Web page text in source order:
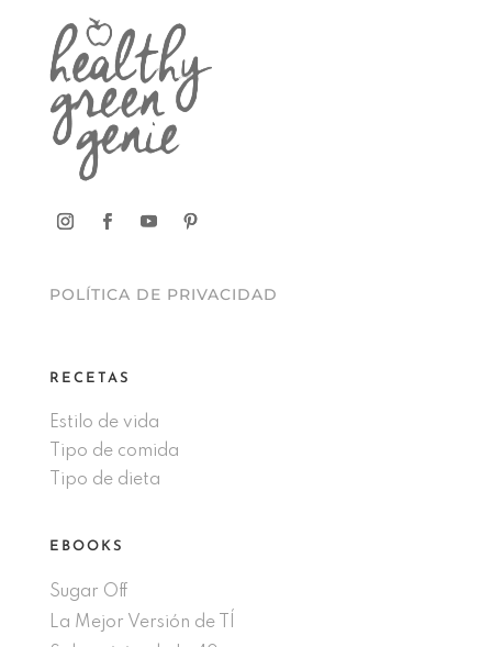
POLÍTICA DE PRIVACIDAD
RECETAS
Estilo de vida
Tipo de comida
Tipo de dieta
EBOOKS
Sugar Off
La Mejor Versión de TÍ